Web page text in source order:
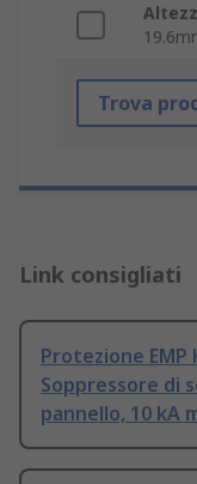
Trova
Link consigliati
Protezione EMP
Soppressore di
pannello, 10 kA